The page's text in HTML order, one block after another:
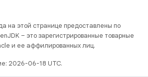
на этой странице предоставлены по
– это зарегистрированные товарные
и ее аффилированных лиц.
2026-06-18 UTC.